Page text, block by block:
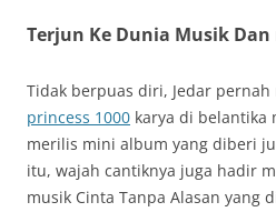
Terjun Ke Dunia Musik
Tidak berpuas diri, Jedar pernah
princess 1000 karya di belantika
merilis mini album yang diberi
itu, wajah cantiknya juga hadir
musik Cinta Tanpa Alasan yang